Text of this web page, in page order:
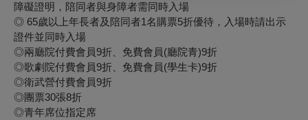
障礙證明，陪同者與身障者需同時入場
◎ 65歲以上年長者及陪同者1名購票5折優待，入場時請出示
證件並同時入場
◎兩廳院付費會員9折、免費會員(廳院青)9折
◎歌劇院付費會員9折、免費會員(學生卡)9折
◎衛武營付費會員9折
◎團票30張8折
◎青年席位指定席